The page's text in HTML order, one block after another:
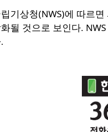
기상청(NWS)에 따르
될 것으로 보인다.